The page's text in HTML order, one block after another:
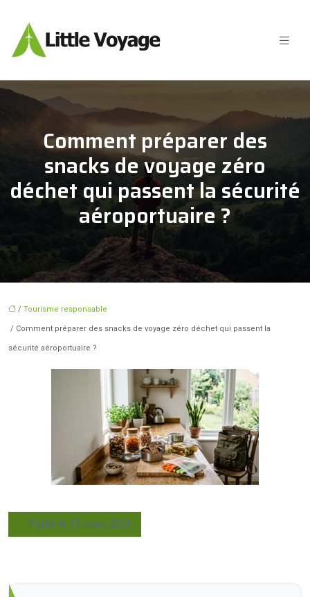
Comment préparer des
snacks de voyage zéro
déchet qui passent la sécurité
aéroportuaire ?
/ Tourisme responsable
/ Comment préparer des snacks de voyage zéro déchet qui passent la
sécurité aéroportuaire ?
Publié le 15 mars 2024